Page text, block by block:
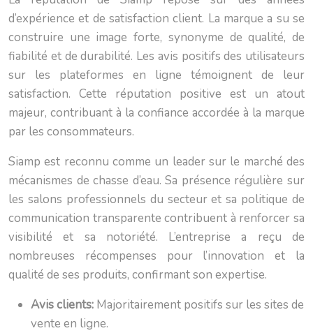
d’expérience et de satisfaction client. La marque a su se
construire une image forte, synonyme de qualité, de
fiabilité et de durabilité. Les avis positifs des utilisateurs
sur les plateformes en ligne témoignent de leur
satisfaction. Cette réputation positive est un atout
majeur, contribuant à la confiance accordée à la marque
par les consommateurs.
Siamp est reconnu comme un leader sur le marché des
mécanismes de chasse d’eau. Sa présence régulière sur
les salons professionnels du secteur et sa politique de
communication transparente contribuent à renforcer sa
visibilité et sa notoriété. L’entreprise a reçu de
nombreuses récompenses pour l’innovation et la
qualité de ses produits, confirmant son expertise.
Avis clients: Majoritairement positifs sur les sites de
vente en ligne.